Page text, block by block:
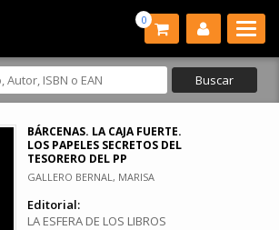
0
BÁRCENAS. LA CAJA FUERTE.
LOS PAPELES SECRETOS DEL
TESORERO DEL PP
GALLERO BERNAL, MARISA
Editorial:
LA ESFERA DE LOS LIBROS